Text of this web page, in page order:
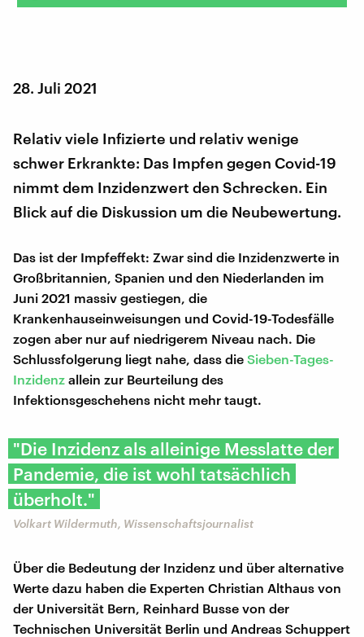
28. Juli 2021
Relativ viele Infizierte und relativ wenige
schwer Erkrankte: Das Impfen gegen Covid-19
nimmt dem Inzidenzwert den Schrecken. Ein
Blick auf die Diskussion um die Neubewertung.
Das ist der Impfeffekt: Zwar sind die Inzidenzwerte in
Großbritannien, Spanien und den Niederlanden im
Juni 2021 massiv gestiegen, die
Krankenhauseinweisungen und Covid-19-Todesfälle
zogen aber nur auf niedrigerem Niveau nach. Die
Schlussfolgerung liegt nahe, dass die Sieben-Tages-
Inzidenz allein zur Beurteilung des
Infektionsgeschehens nicht mehr taugt.
"Die Inzidenz als alleinige Messlatte der
Pandemie, die ist wohl tatsächlich
überholt."
Volkart Wildermuth, Wissenschaftsjournalist
Über die Bedeutung der Inzidenz und über alternative
Werte dazu haben die Experten Christian Althaus von
der Universität Bern, Reinhard Busse von der
Technischen Universität Berlin und Andreas Schuppert